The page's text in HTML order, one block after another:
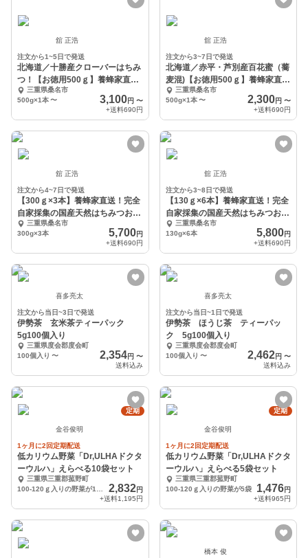
舘 正浩
注文から1~5日で発送
北海道／十勝産クローバーはちみ
つ！【お徳用500ｇ】養蜂家直
送！完全自家採集
三重県桑名市
500g×1本〜 3,100円 〜
+送料690円
舘 正浩
注文から3~7日で発送
北海道／赤平・芦別産百花蜜（蕎
麦混)【お徳用500ｇ】養蜂家直
送！完全自家採集
三重県桑名市
500g×1本 〜 2,300円 〜
+送料690円
舘 正浩
注文から4~7日で発送
【300ｇ×3本】養蜂家直送！完全
自家採集の国産天然はちみつお試
しセット
三重県桑名市
300g×3本
5,700円
+送料690円
舘 正浩
注文から3~8日で発送
【130ｇ×6本】養蜂家直送！完全
自家採集の国産天然はちみつお試
しセット
三重県桑名市
130g×6本
5,800円
+送料690円
喜多亮太
注文から当日~3日で発送
伊勢茶 玄米茶ティーパック
5g100個入り
三重県度会郡度会町
100個入り 〜 2,354円 〜
送料込み
喜多亮太
注文から当日~1日で発送
伊勢茶 ほうじ茶 ティーパッ
ク 5g100個入り
三重県度会郡度会町
100個入り 〜 2,462円 〜
送料込み
定期
金谷俊明
1ヶ月に2回定期配送
低カリウム野菜「Dr,ULHAドクタ
ーウルハ」えらべる10袋セット
三重県三重郡菰野町
2,832円
+送料1,195円
定期
金谷俊明
1ヶ月に2回定期配送
低カリウム野菜「Dr,ULHAドクタ
ーウルハ」えらべる5袋セット
三重県三重郡菰野町
100-120ｇ入りの野菜が5袋
1,476円
+送料965円
橋本 俊